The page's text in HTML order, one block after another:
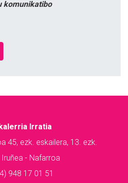
komunikatibo
Irratia
45, ezk. eskailera, 13. ezk.
- Nafarroa
948 17 01 51